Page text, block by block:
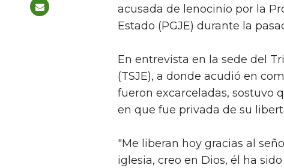
acusada de lenocinio por la
Estado (PGJE) durante la
En entrevista en la sede del
(TSJE), a donde acudió en
fueron excarceladas, sostuvo
en que fue privada de su
"Me liberan hoy gracias al
iglesia, creo en Dios, él ha